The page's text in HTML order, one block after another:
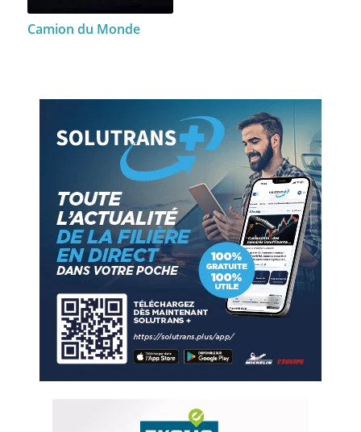
Camion du Monde